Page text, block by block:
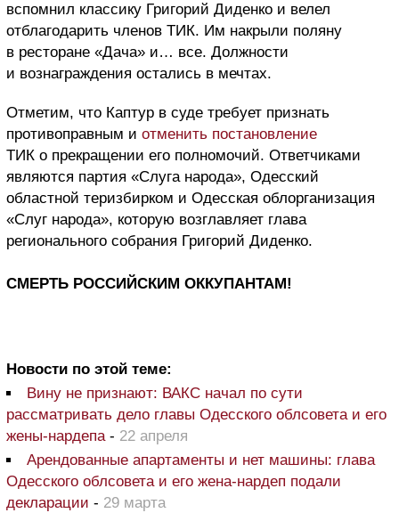
вспомнил классику Григорий Диденко и велел
отблагодарить членов ТИК. Им накрыли поляну
в ресторане «Дача» и… все. Должности
и вознаграждения остались в мечтах.
Отметим, что Каптур в суде требует признать
противоправным и отменить постановление
ТИК о прекращении его полномочий. Ответчиками
являются партия «Слуга народа», Одесский
областной теризбирком и Одесская облорганизация
«Слуг народа», которую возглавляет глава
регионального собрания Григорий Диденко.
СМЕРТЬ РОССИЙСКИМ ОККУПАНТАМ!
Новости по этой теме:
Вину не признают: ВАКС начал по сути
рассматривать дело главы Одесского облсовета и его
жены-нардепа- 22 апреля
Арендованные апартаменты и нет машины: глава
Одесского облсовета и его жена-нардеп подали
декларации - 29 марта